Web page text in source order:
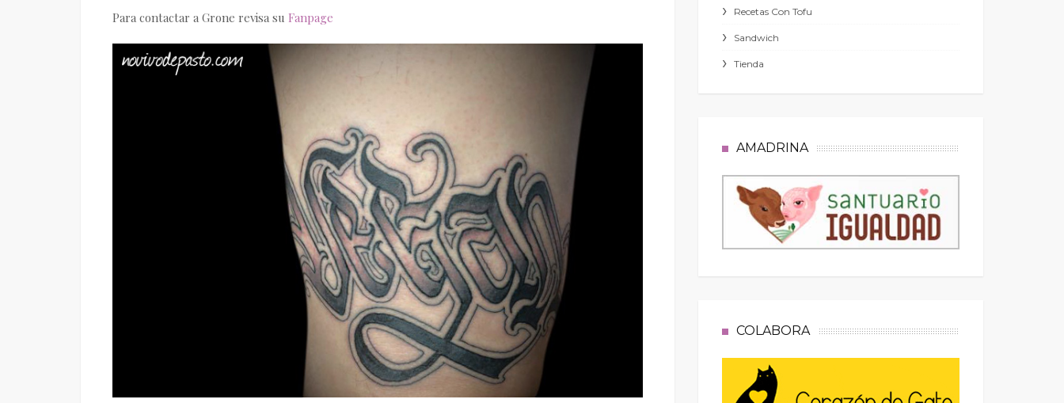
Para contactar a Grone revisa su Fanpage Recetas Con Tofu
Sandwich
Tienda
AMADRINA
COLABORA